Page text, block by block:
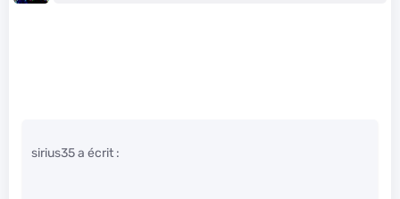
sirius35 a écrit :